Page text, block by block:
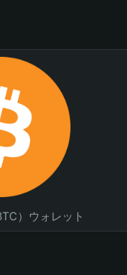
）ウォレット